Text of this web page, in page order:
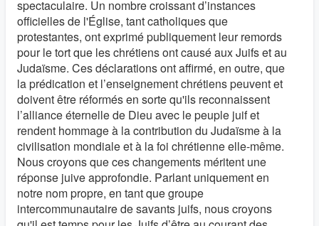
spectaculaire. Un nombre croissant d’instances
officielles de l'Église, tant catholiques que
protestantes, ont exprimé publiquement leur remords
pour le tort que les chrétiens ont causé aux Juifs et au
Judaïsme. Ces déclarations ont affirmé, en outre, que
la prédication et l’enseignement chrétiens peuvent et
doivent être réformés en sorte qu'ils reconnaissent
l’alliance éternelle de Dieu avec le peuple juif et
rendent hommage à la contribution du Judaïsme à la
civilisation mondiale et à la foi chrétienne elle-même.
Nous croyons que ces changements méritent une
réponse juive approfondie. Parlant uniquement en
notre nom propre, en tant que groupe
intercommunautaire de savants juifs, nous croyons